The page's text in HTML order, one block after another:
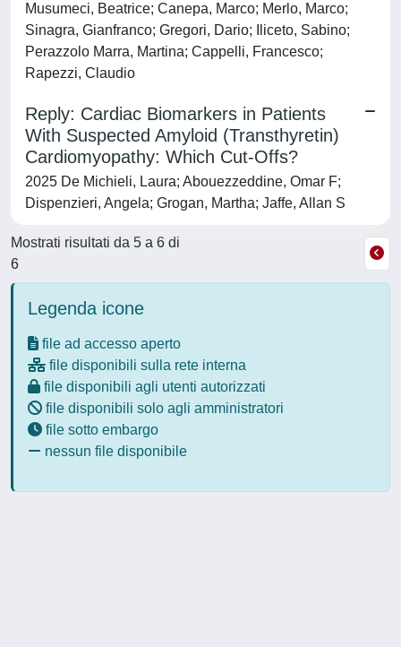
Musumeci, Beatrice; Canepa, Marco; Merlo, Marco;
Sinagra, Gianfranco; Gregori, Dario; Iliceto, Sabino;
Perazzolo Marra, Martina; Cappelli, Francesco;
Rapezzi, Claudio
Reply: Cardiac Biomarkers in Patients
With Suspected Amyloid (Transthyretin)
Cardiomyopathy: Which Cut-Offs?
2025 De Michieli, Laura; Abouezzeddine, Omar F;
Dispenzieri, Angela; Grogan, Martha; Jaffe, Allan S
Mostrati risultati da 5 a 6 di
6
Legenda icone
file ad accesso aperto
file disponibili sulla rete interna
file disponibili agli utenti autorizzati
file disponibili solo agli amministratori
file sotto embargo
nessun file disponibile